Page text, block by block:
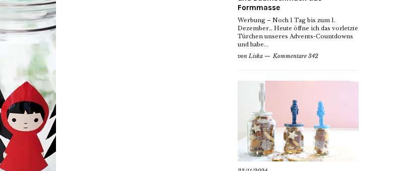
Formmasse
Werbung – Noch 1 Tag bis zum 1.
Dezember… Heute öffne ich das vorletzte
Türchen unseres Advents-Countdowns
und habe...
von Liska Kommentare 342